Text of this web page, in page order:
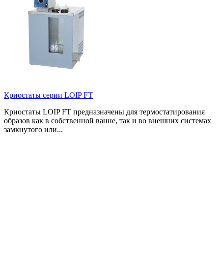
Криостаты серии LOIP FT
Криостаты LOIP FT предназначены для термостатирования
образов как в собственной ванне, так и во внешних системах
замкнутого или...